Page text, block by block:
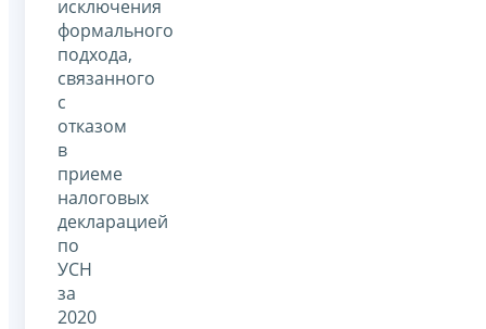
исключения
формального
подхода,
связанного
с
отказом
в
приеме
налоговых
декларацией
по
УСН
за
2020